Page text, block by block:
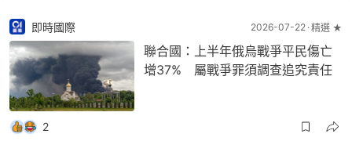
即時國際 2026-07-22 精選 ★
聯合國：上半年俄烏戰爭平民傷亡
增37% 屬戰爭罪須調查追究責任
2